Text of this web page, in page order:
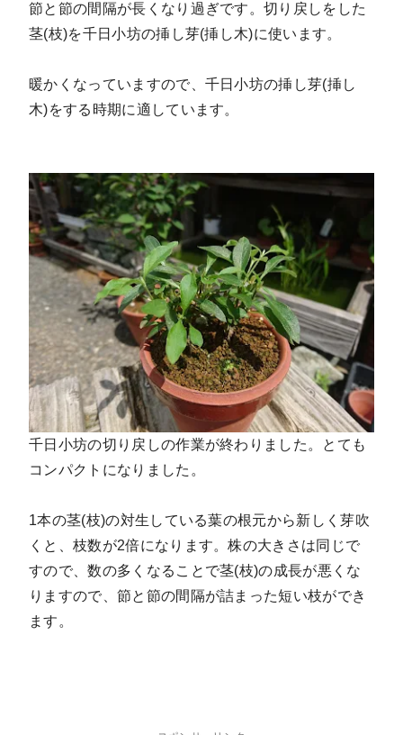
節と節の間隔が長くなり過ぎです。切り戻しをした
茎(枝)を千日小坊の挿し芽(挿し木)に使います。
暖かくなっていますので、千日小坊の挿し芽(挿し
木)をする時期に適しています。
千日小坊の切り戻しの作業が終わりました。とても
コンパクトになりました。
1本の茎(枝)の対生している葉の根元から新しく芽吹
くと、枝数が2倍になります。株の大きさは同じで
すので、数の多くなることで茎(枝)の成長が悪くな
りますので、節と節の間隔が詰まった短い枝ができ
ます。